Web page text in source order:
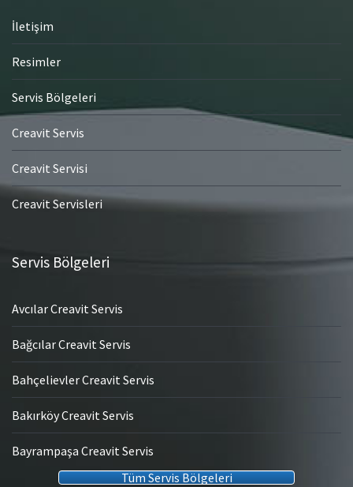
İletişim
Resimler
Servis Bölgeleri
Creavit Servis
Creavit Servisi
Creavit Servisleri
Servis Bölgeleri
Avcılar Creavit Servis
Bağcılar Creavit Servis
Bahçelievler Creavit Servis
Bakırköy Creavit Servis
Bayrampaşa Creavit Servis
Tüm Servis Bölgeleri